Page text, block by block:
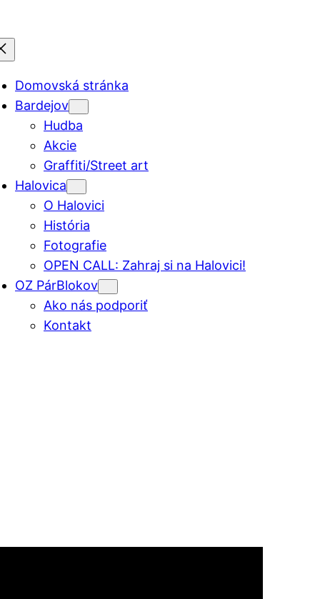
Domovská stránka
Bardejov
Hudba
Akcie
Graffiti/Street art
Halovica
O Halovici
História
Fotografie
OPEN CALL: Zahraj si na Halovici!
OZ PárBlokov
Ako nás podporiť
Kontakt